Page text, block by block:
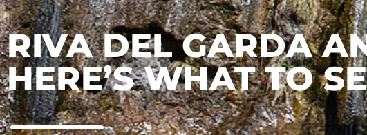
RIVA DEL GARDA
HERE’S WHAT TO